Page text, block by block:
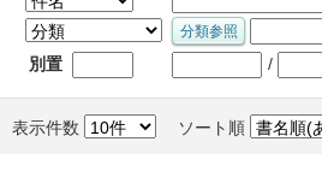
別置 /
表示件数 ソート順